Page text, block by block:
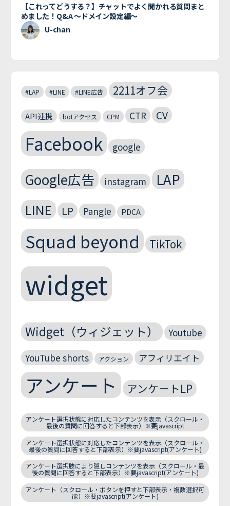
【これってどうする？】チャットでよく聞かれる質問まと
めました！Q&A 〜ドメイン設定編〜
U-chan
#LAP #LINE #LINE広告 2211オフ会
API連携 botアクセス CPM CTR CV
Facebook google
Google広告 instagram LAP
LINE LP Pangle PDCA
Squad beyond TikTok
widget
Widget（ウィジェット）
Youtube
YouTube shorts
アクション アフィリエイト
アンケート アンケートLP
アンケート選択状態に対応したコンテンツを表示（スクロール・
最後の質問に回答すると下部表示）※要javascript
アンケート選択状態に対応したコンテンツを表示（スクロール・
最後の質問に回答すると下部表示）※要javascript(アンケート)
アンケート選択肢により隠しコンテンツを表示（スクロール・最
後の質問に回答すると下部表示）※要javascript(アンケート)
アンケート（スクロール・ボタンを押すと下部表示・複数選択可
能）※要javascript(アンケート)